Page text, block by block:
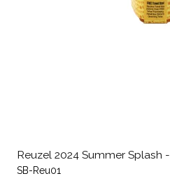
Reuzel 2024 Summer
SB-Reu01